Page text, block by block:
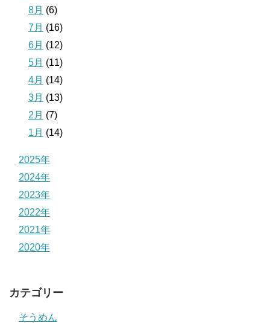
8月 (6)
7月 (16)
6月 (12)
5月 (11)
4月 (14)
3月 (13)
2月 (7)
1月 (14)
2025年
2024年
2023年
2022年
2021年
2020年
カテゴリー
そうめん